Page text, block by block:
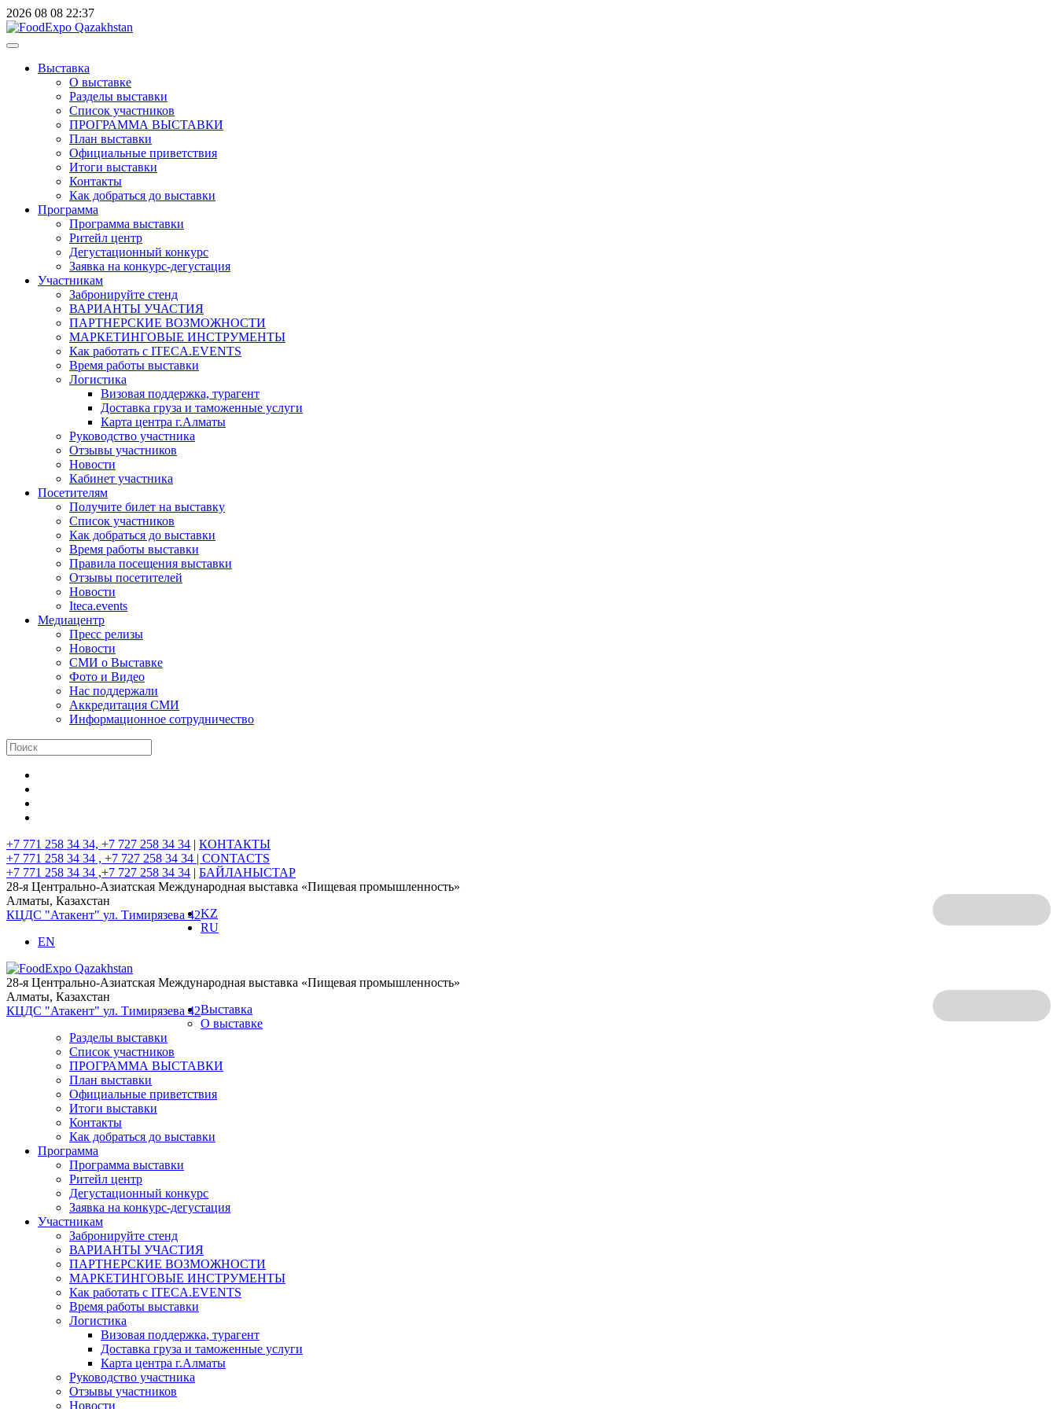
2026 08 08 22:37
Выставка
О выставке
Разделы выставки
Список участников
ПРОГРАММА ВЫСТАВКИ
План выставки
Официальные приветствия
Итоги выставки
Контакты
Как добраться до выставки
Программа
Программа выставки
Ритейл центр
Дегустационный конкурс
Заявка на конкурс-дегустация
Участникам
Забронируйте стенд
ВАРИАНТЫ УЧАСТИЯ
ПАРТНЕРСКИЕ ВОЗМОЖНОСТИ
МАРКЕТИНГОВЫЕ ИНСТРУМЕНТЫ
Как работать с ITECA.EVENTS
Время работы выставки
Логистика
Визовая поддержка, турагент
Доставка груза и таможенные услуги
Карта центра г.Алматы
Руководство участника
Отзывы участников
Новости
Кабинет участника
Посетителям
Получите билет на выставку
Список участников
Как добраться до выставки
Время работы выставки
Правила посещения выставки
Отзывы посетителей
Новости
Iteca.events
Медиацентр
Пресс релизы
Новости
СМИ о Выставке
Фото и Видео
Нас поддержали
Аккредитация СМИ
Информационное сотрудничество
+7 771 258 34 34, +7 727 258 34 34 | КОНТАКТЫ
+7 771 258 34 34 , +7 727 258 34 34 | CONTACTS
+7 771 258 34 34 ,+7 727 258 34 34 | БАЙЛАНЫСТАР
28-я Центрально-Азиатская Международная выставка «Пищевая промышленность»
Алматы, Казахстан
КЦДС "Атакент" ул. Тимирязева 42KZ
RU
EN
28-я Центрально-Азиатская Международная выставка «Пищевая промышленность»
Алматы, Казахстан
КЦДС "Атакент" ул. Тимирязева 42Выставка
О выставке
Разделы выставки
Список участников
ПРОГРАММА ВЫСТАВКИ
План выставки
Официальные приветствия
Итоги выставки
Контакты
Как добраться до выставки
Программа
Программа выставки
Ритейл центр
Дегустационный конкурс
Заявка на конкурс-дегустация
Участникам
Забронируйте стенд
ВАРИАНТЫ УЧАСТИЯ
ПАРТНЕРСКИЕ ВОЗМОЖНОСТИ
МАРКЕТИНГОВЫЕ ИНСТРУМЕНТЫ
Как работать с ITECA.EVENTS
Время работы выставки
Логистика
Визовая поддержка, турагент
Доставка груза и таможенные услуги
Карта центра г.Алматы
Руководство участника
Отзывы участников
Новости